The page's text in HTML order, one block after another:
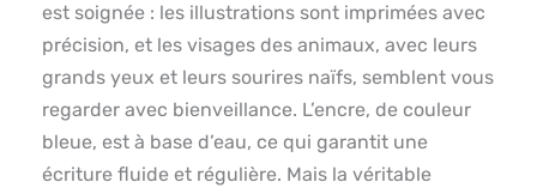
est soignée : les illustrations sont imprimées avec
précision, et les visages des animaux, avec leurs
grands yeux et leurs sourires naïfs, semblent vous
regarder avec bienveillance. L’encre, de couleur
bleue, est à base d’eau, ce qui garantit une
écriture fluide et régulière. Mais la véritable